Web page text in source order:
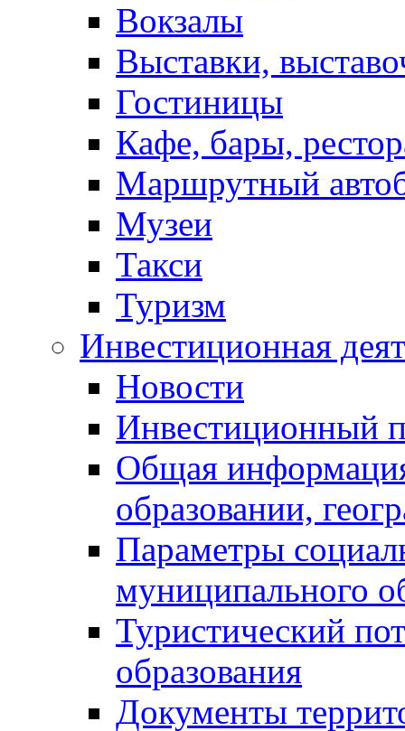
Вокзалы
Выставки,
Гостиницы
Кафе, бары,
Маршрутный
Музеи
Такси
Туризм
Инвестиционная
Новости
Инвестиционный
Общая
образовании,
Параметры
муниципального
Туристический
образования
Документы